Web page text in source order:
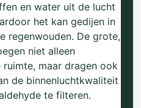
en water uit de lucht
het kan gedijen in
regenwouden. De grote,
niet alleen
maar dragen ook
de binnenluchtkwaliteit
te filteren.